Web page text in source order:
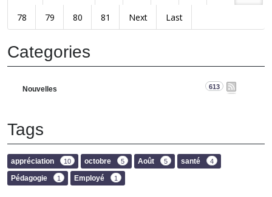
78 79 80 81 Next Last
Categories
Nouvelles 613
Tags
appréciation 10 octobre 5 Août 5 santé 4
Pédagogie 1 Employé 1